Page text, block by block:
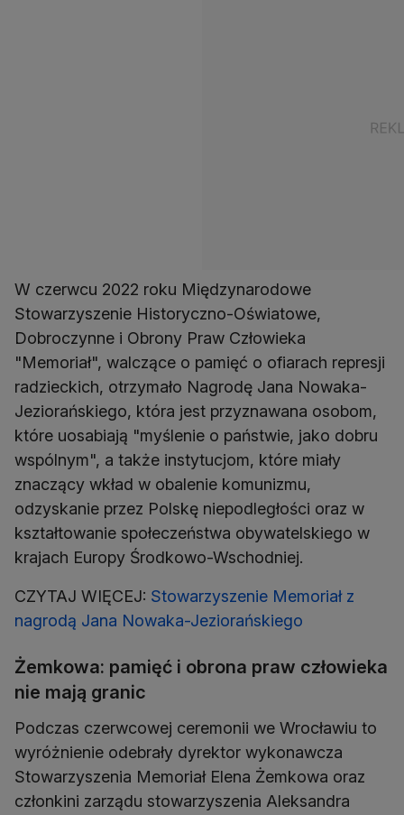
W czerwcu 2022 roku Międzynarodowe
Stowarzyszenie Historyczno-Oświatowe,
Dobroczynne i Obrony Praw Człowieka
"Memoriał", walczące o pamięć o ofiarach represji
radzieckich, otrzymało Nagrodę Jana Nowaka-
Jeziorańskiego, która jest przyznawana osobom,
które uosabiają "myślenie o państwie, jako dobru
wspólnym", a także instytucjom, które miały
znaczący wkład w obalenie komunizmu,
odzyskanie przez Polskę niepodległości oraz w
kształtowanie społeczeństwa obywatelskiego w
krajach Europy Środkowo-Wschodniej.
CZYTAJ WIĘCEJ: Stowarzyszenie Memoriał z
nagrodą Jana Nowaka-Jeziorańskiego
Żemkowa: pamięć i obrona praw człowieka
nie mają granic
Podczas czerwcowej ceremonii we Wrocławiu to
wyróżnienie odebrały dyrektor wykonawcza
Stowarzyszenia Memoriał Elena Żemkowa oraz
członkini zarządu stowarzyszenia Aleksandra